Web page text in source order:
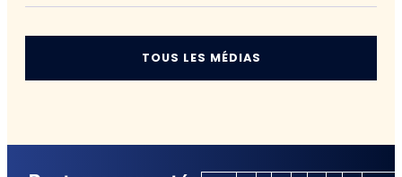
TOUS LES MÉDIAS